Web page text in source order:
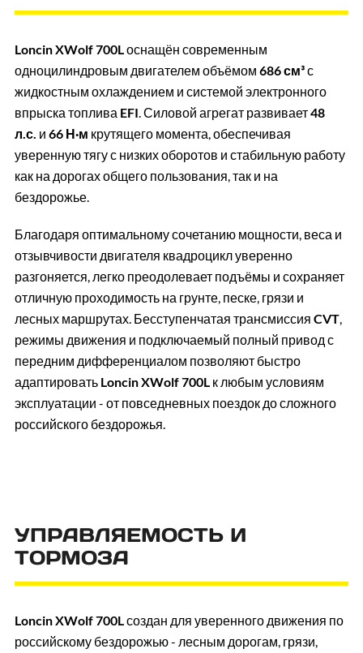
Loncin XWolf 700Lоснащён современным
одноцилиндровым двигателем объёмом 686 см³с
жидкостным охлаждением и системой электронного
впрыска топлива EFI. Силовой агрегат развивает48
л.с. и 66 Н·м крутящего момента, обеспечивая
уверенную тягу с низких оборотов и стабильную работу
как на дорогах общего пользования, так и на
бездорожье.
Благодаря оптимальному сочетанию мощности, веса и
отзывчивости двигателя квадроцикл уверенно
разгоняется, легко преодолевает подъёмы и сохраняет
отличную проходимость на грунте, песке, грязи и
лесных маршрутах. Бесступенчатая трансмиссия CVT,
режимы движения и подключаемый полный привод с
передним дифференциалом позволяют быстро
адаптировать Loncin XWolf 700Lк любым условиям
эксплуатации - от повседневных поездок до сложного
российского бездорожья.
УПРАВЛЯЕМОСТЬ И
ТОРМОЗА
Loncin XWolf 700Lсоздан для уверенного движения по
российскому бездорожью - лесным дорогам, грязи,